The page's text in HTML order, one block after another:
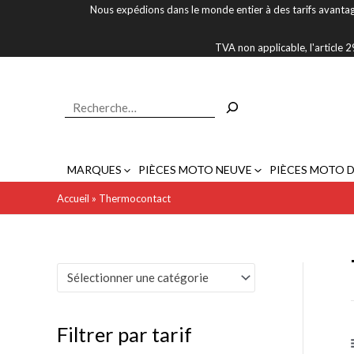
Nous expédions dans le monde entier à des tarifs
TVA non applicable, l'article
MARQUES PIÈCES MOTO NEUVE PIÈCES MOTO
Accueil » Thermocontact
Sélectionner une catégorie
Filtrer par tarif